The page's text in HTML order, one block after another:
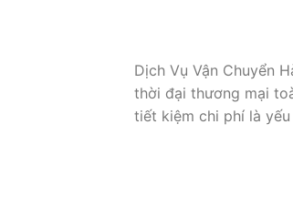
Dịch Vụ Vận Chuyển
thời đại thương mại
tiết kiệm chi phí là